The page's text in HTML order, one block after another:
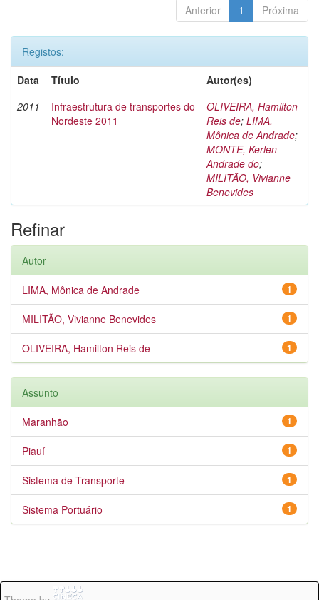
Anterior 1 Próxima
Registos:
Data
Título
Autor(es)
2011
Infraestrutura de transportes do
Nordeste 2011
OLIVEIRA, Hamilton
Reis de; LIMA,
Mônica de Andrade;
MONTE, Kerlen
Andrade do;
MILITÃO, Vivianne
Benevides
Refinar
Autor
1
LIMA, Mônica de Andrade
1
MILITÃO, Vivianne Benevides
1
OLIVEIRA, Hamilton Reis de
Assunto
1
Maranhão
1
Piauí
1
Sistema de Transporte
1
Sistema Portuário